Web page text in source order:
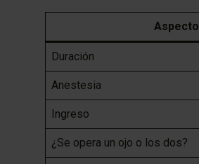
Aspecto
Duración
Anestesia
Ingreso
¿Se opera un ojo o los dos?